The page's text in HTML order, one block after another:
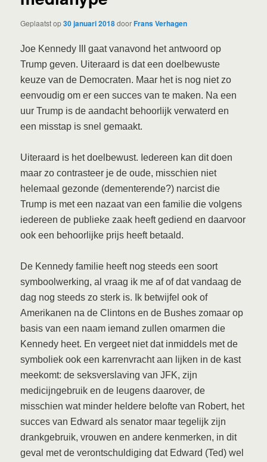
Geplaatst op30 januari 2018doorFrans Verhagen
Joe Kennedy III gaat vanavond het antwoord op
Trump geven. Uiteraard is dat een doelbewuste
keuze van de Democraten. Maar het is nog niet zo
eenvoudig om er een succes van te maken. Na een
uur Trump is de aandacht behoorlijk verwaterd en
een misstap is snel gemaakt.
Uiteraard is het doelbewust. Iedereen kan dit doen
maar zo contrasteer je de oude, misschien niet
helemaal gezonde (dementerende?) narcist die
Trump is met een nazaat van een familie die volgens
iedereen de publieke zaak heeft gediend en daarvoor
ook een behoorlijke prijs heeft betaald.
De Kennedy familie heeft nog steeds een soort
symboolwerking, al vraag ik me af of dat vandaag de
dag nog steeds zo sterk is. Ik betwijfel ook of
Amerikanen na de Clintons en de Bushes zomaar op
basis van een naam iemand zullen omarmen die
Kennedy heet. En vergeet niet dat inmiddels met de
symboliek ook een karrenvracht aan lijken in de kast
meekomt: de seksverslaving van JFK, zijn
medicijngebruik en de leugens daarover, de
misschien wat minder heldere belofte van Robert, het
succes van Edward als senator maar tegelijk zijn
drankgebruik, vrouwen en andere kenmerken, in dit
geval met de verontschuldiging dat Edward (Ted) wel